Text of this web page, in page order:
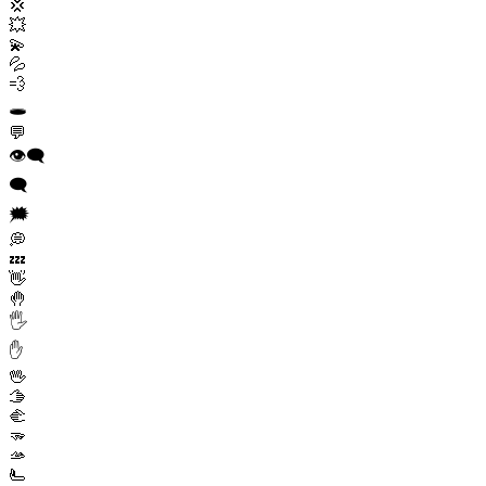
💢
💥
💫
💦
💨
🕳️
💬
👁️‍🗨️
🗨️
🗯️
💭
💤
👋
🤚
🖐️
✋
🖖
🫱
🫲
🫳
🫴
🫷